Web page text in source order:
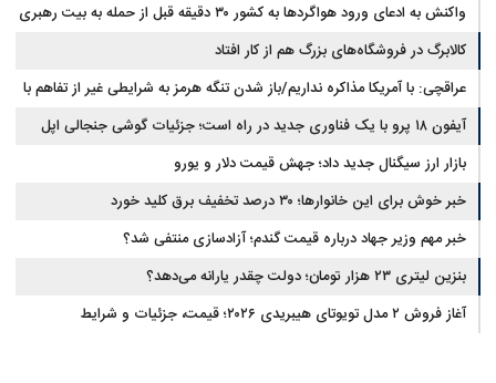
واکنش به ادعای ورود هواگردها به کشور ۳۰ دقیقه قبل از حمله به بیت رهبری
کالابرگ در فروشگاه‌های بزرگ هم از کار افتاد
عراقچی: با آمریکا مذاکره نداریم/باز شدن تنگه هرمز به شرایطی غیر از تفاهم با
عمان مرتبط است
آیفون ۱۸ پرو با یک فناوری جدید در راه است؛ جزئیات گوشی جنجالی اپل
بازار ارز سیگنال جدید داد؛ جهش قیمت دلار و یورو
خبر خوش برای این خانوارها؛ ۳۰ درصد تخفیف برق کلید خورد
خبر مهم وزیر جهاد درباره قیمت گندم؛ آزادسازی منتفی شد؟
بنزین لیتری ۲۳ هزار تومان؛ دولت چقدر یارانه می‌دهد؟
آغاز فروش ۲ مدل تویوتای هیبریدی ۲۰۲۶؛ قیمت، جزئیات و شرایط